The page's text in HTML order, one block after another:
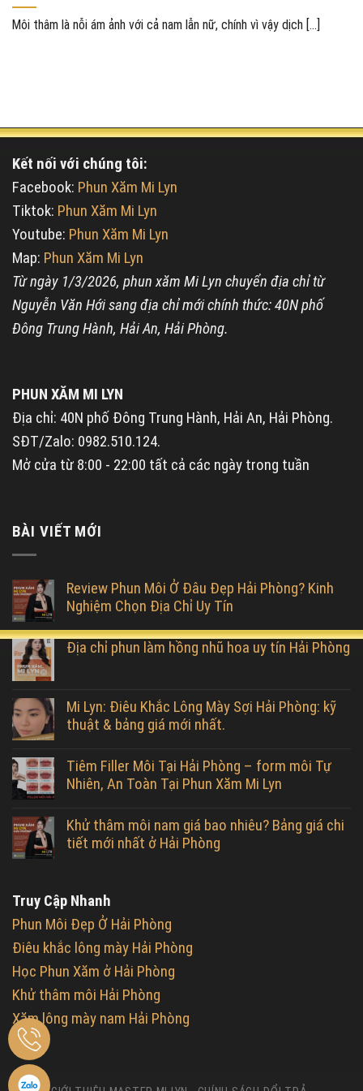
Môi thâm là nỗi ám ảnh với cả nam lẫn nữ, chính vì vậy dịch [...]
Kết nối với chúng tôi:
Facebook: Phun Xăm Mi Lyn
Tiktok: Phun Xăm Mi Lyn
Youtube: Phun Xăm Mi Lyn
Map: Phun Xăm Mi Lyn
Từ ngày 1/3/2026, phun xăm Mi Lyn chuyển địa chỉ từ
Nguyễn Văn Hới sang địa chỉ mới chính thức: 40N phố
Đông Trung Hành, Hải An, Hải Phòng.
PHUN XĂM MI LYN
Địa chỉ: 40N phố Đông Trung Hành, Hải An, Hải Phòng.
SĐT/Zalo: 0982.510.124.
Mở cửa từ 8:00 - 22:00 tất cả các ngày trong tuần
BÀI VIẾT MỚI
Review Phun Môi Ở Đâu Đẹp Hải Phòng? Kinh
Nghiệm Chọn Địa Chỉ Uy Tín
Địa chỉ phun làm hồng nhũ hoa uy tín Hải Phòng
Mi Lyn: Điêu Khắc Lông Mày Sợi Hải Phòng: kỹ
thuật & bảng giá mới nhất.
Tiêm Filler Môi Tại Hải Phòng – form môi Tự
Nhiên, An Toàn Tại Phun Xăm Mi Lyn
Khử thâm môi nam giá bao nhiêu? Bảng giá chi
tiết mới nhất ở Hải Phòng
Truy Cập Nhanh
Phun Môi Đẹp Ở Hải Phòng
Điêu khắc lông mày Hải Phòng
Học Phun Xăm ở Hải Phòng
Khử thâm môi Hải Phòng
Xăm lông mày nam Hải Phòng